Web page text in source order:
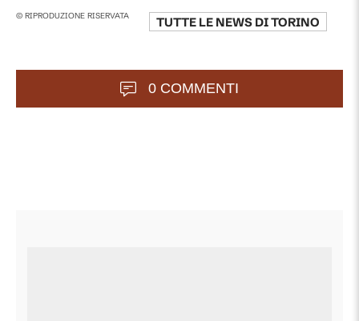
© RIPRODUZIONE RISERVATA TUTTE LE NEWS DITORINO
0 COMMENTI